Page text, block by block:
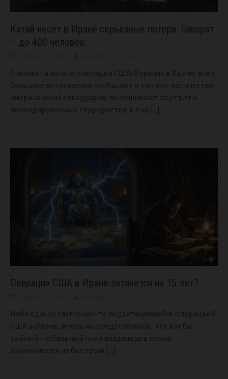
Китай несет в Иране серьезные потери. Говорят
– до 400 человек.
С момента начала операции США/Израиля в Иране, все с
большим энтузиазмом сообщают о точном количестве
американских авиаударов, вывешивают портрЭты
ликвидированных террористов и так [...]
Операция США в Иране затянется на 15 лет?
Наблюдая за слегка как-то подзатянувшейся операцией
США в Иране, вчера мы предположили, что как бы
тайный глобальный план владельцев парка
заканчивался не быстрым [...]